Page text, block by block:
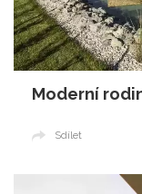
Moderní
Sdílet